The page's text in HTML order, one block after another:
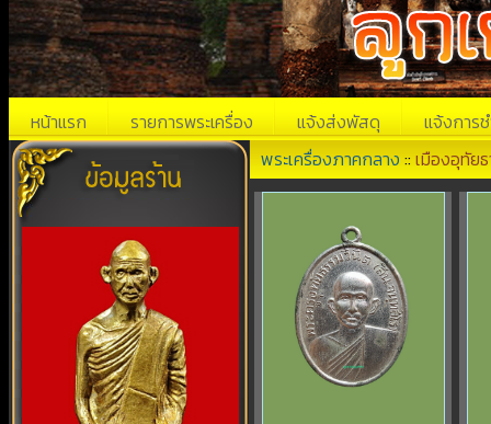
หน้าแรก รายการพระเครื่อง แจ้งส่งพัสดุ แจ้งการช
พระเครื่องภาคกลาง ::เมืองอุทัย